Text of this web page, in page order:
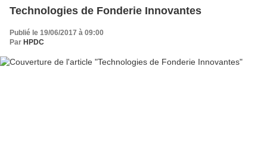
Technologies de Fonderie Innovantes
Publié le 19/06/2017 à 09:00
Par HPDC